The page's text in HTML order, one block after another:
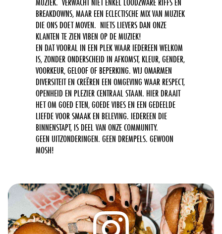
BREAKDOWNS, MAAR EEN ECLECTISCHE MIX VAN MUZIEK
DIE ONS DOET MOVEN. NIETS LIEVERS DAN ONZE
KLANTEN TE ZIEN VIBEN OP DE MUZIEK!
EN DAT VOORAL IN EEN PLEK WAAR IEDEREEN WELKOM
IS, ZONDER ONDERSCHEID IN AFKOMST, KLEUR, GENDER,
VOORKEUR, GELOOF OF BEPERKING. WIJ OMARMEN
DIVERSITEIT EN CREËREN EEN OMGEVING WAAR RESPECT,
OPENHEID EN PLEZIER CENTRAAL STAAN. HIER DRAAIT
HET OM GOED ETEN, GOEDE VIBES EN EEN GEDEELDE
LIEFDE VOOR SMAAK EN BELEVING. IEDEREEN DIE
BINNENSTAPT, IS DEEL VAN ONZE COMMUNITY.
GEEN UITZONDERINGEN. GEEN DREMPELS. GEWOON
MOSH!